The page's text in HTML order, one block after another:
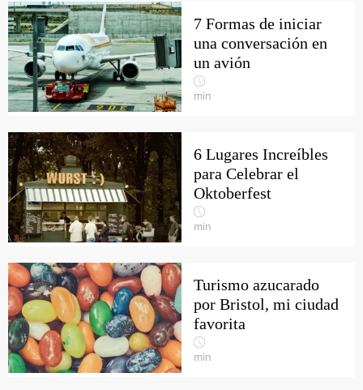
7 Formas de iniciar
una conversación en
un avión
min
6 Lugares Increíbles
para Celebrar el
Oktoberfest
min
Turismo azucarado
por Bristol, mi ciudad
favorita
min